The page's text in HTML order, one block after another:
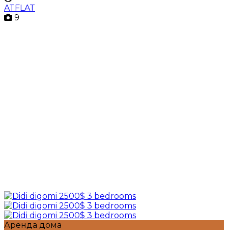
ATFLAT
9
Аренда дома